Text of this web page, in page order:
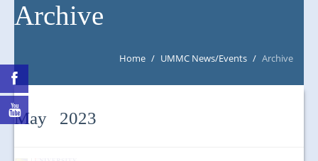
NEWS/EVENTS
Archive
Home / UMMC News/Events / Archive
May 2023